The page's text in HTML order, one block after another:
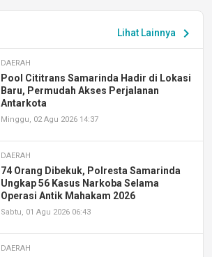
Lihat Lainnya chevron_right
DAERAH
Pool Cititrans Samarinda Hadir di Lokasi
Baru, Permudah Akses Perjalanan
Antarkota
Minggu, 02 Agu 2026 14:37
DAERAH
74 Orang Dibekuk, Polresta Samarinda
Ungkap 56 Kasus Narkoba Selama
Operasi Antik Mahakam 2026
Sabtu, 01 Agu 2026 06:43
DAERAH